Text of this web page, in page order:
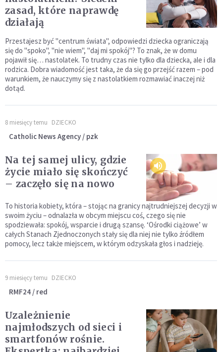
zasad, które naprawdę
działają
Przestajesz być "centrum świata", odpowiedzi dziecka ograniczają
się do "spoko", "nie wiem", "daj mi spokój"? To znak, że w domu
pojawił się… nastolatek. To trudny czas nie tylko dla dziecka, ale i dla
rodzica. Dobra wiadomość jest taka, że da się go przejść razem – pod
warunkiem, że nauczymy się z nastolatkiem rozmawiać inaczej niż
dotąd.
8 miesięcy temu DZIECKO
Catholic News Agency / pzk
Na tej samej ulicy, gdzie
życie miało się skończyć
– zaczęło się na nowo
To historia kobiety, która – stojąc na granicy najtrudniejszej decyzji w
swoim życiu – odnalazła w obcym miejscu coś, czego się nie
spodziewała: spokój, wsparcie i drugą szansę. ‘Ośrodki ciążowe’ w
całych Stanach Zjednoczonych stały się dla niej nie tylko źródłem
pomocy, lecz także miejscem, w którym odzyskała głos i nadzieję.
9 miesięcy temu DZIECKO
RMF24 / red
Uzależnienie
najmłodszych od sieci i
smartfonów rośnie.